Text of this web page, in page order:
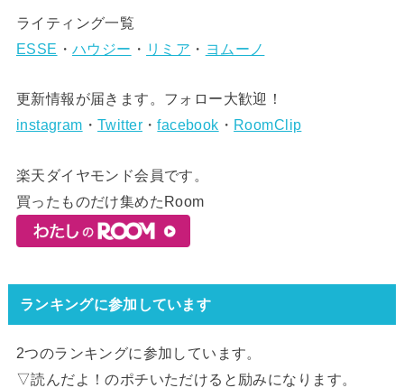
ライティング一覧
ESSE ・ ハウジー ・ リミア ・ ヨムーノ
更新情報が届きます。フォロー大歓迎！
instagram ・Twitter・facebook ・ RoomClip
楽天ダイヤモンド会員です。
買ったものだけ集めたRoom
ランキングに参加しています
2つのランキングに参加しています。
▽読んだよ！のポチいただけると励みになります。